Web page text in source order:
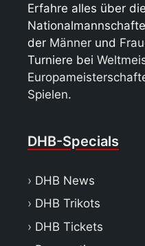
Erfahre alles über
der Männer und
Turniere bei
Spielen.
DHB-Specials
DHB News
DHB Trikots
DHB Tickets